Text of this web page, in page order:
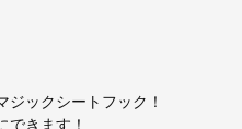
ックシートフック！
きます！